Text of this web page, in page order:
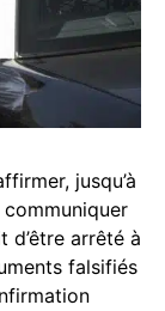
jusqu’à
d’être arrêté à
falsifiés